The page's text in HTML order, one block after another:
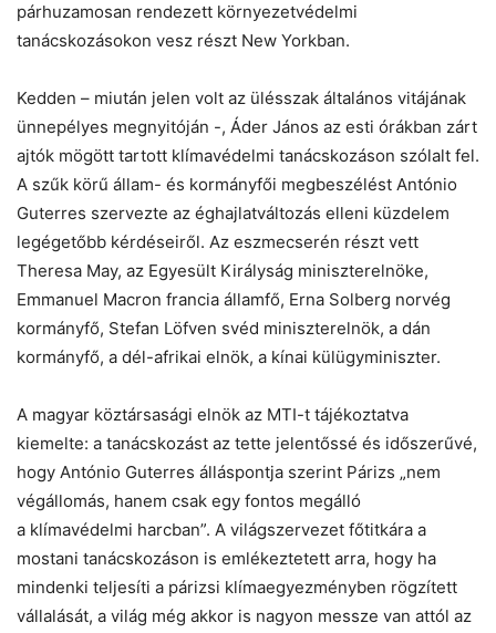
párhuzamosan rendezett környezetvédelmi
tanácskozásokon vesz részt New Yorkban.
Kedden – miután jelen volt az ülésszak általános vitájának
ünnepélyes megnyitóján -, Áder János az esti órákban zárt
ajtók mögött tartott klímavédelmi tanácskozáson szólalt fel.
A szűk körű állam- és kormányfői megbeszélést António
Guterres szervezte az éghajlatváltozás elleni küzdelem
legégetőbb kérdéseiről. Az eszmecserén részt vett
Theresa May, az Egyesült Királyság miniszterelnöke,
Emmanuel Macron francia államfő, Erna Solberg norvég
kormányfő, Stefan Löfven svéd miniszterelnök, a dán
kormányfő, a dél-afrikai elnök, a kínai külügyminiszter.
A magyar köztársasági elnök az MTI-t tájékoztatva
kiemelte: a tanácskozást az tette jelentőssé és időszerűvé,
hogy António Guterres álláspontja szerint Párizs „nem
végállomás, hanem csak egy fontos megálló
a klímavédelmi harcban”. A világszervezet főtitkára a
mostani tanácskozáson is emlékeztetett arra, hogy ha
mindenki teljesíti a párizsi klímaegyezményben rögzített
vállalását, a világ még akkor is nagyon messze van attól az
Chat Mr wAIste